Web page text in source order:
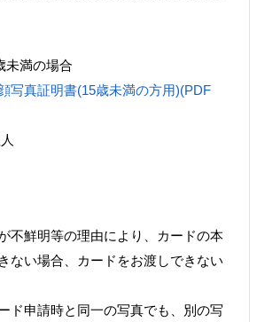
未満の場合
写真証明書(15歳未満の方用)(PDF
不鮮明等の理由により、カードの本
ない場合、カードをお渡しできない
ド申請時と同一の写真でも、別の写